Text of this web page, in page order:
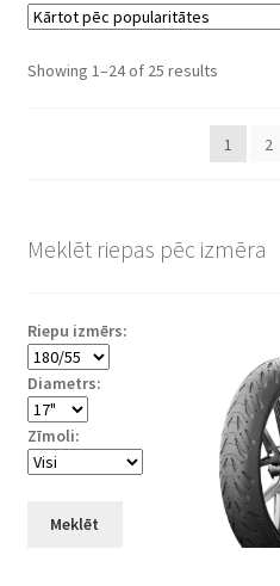
Showing 1–24 of 25 resultsSorted
popularity
1
2
Meklēt riepas pēc izmēra
Riepu izmērs:
Diametrs:
Zīmoli:
Meklēt